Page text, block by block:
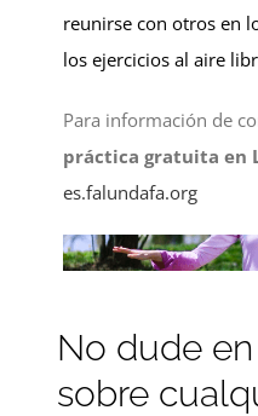
reunirse con otros en
los ejercicios al aire
Para información de
práctica gratuita en
es.falundafa.org
No dude
sobre